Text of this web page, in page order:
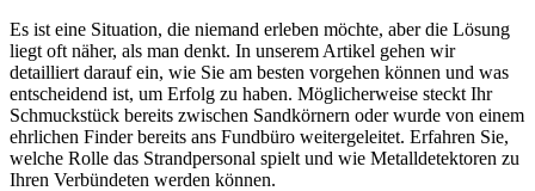
Es ist eine Situation, die niemand erleben möchte, aber die Lösung
liegt oft näher, als man denkt. In unserem Artikel gehen wir
detailliert darauf ein, wie Sie am besten vorgehen können und was
entscheidend ist, um Erfolg zu haben. Möglicherweise steckt Ihr
Schmuckstück bereits zwischen Sandkörnern oder wurde von einem
ehrlichen Finder bereits ans Fundbüro weitergeleitet. Erfahren Sie,
welche Rolle das Strandpersonal spielt und wie Metalldetektoren zu
Ihren Verbündeten werden können.